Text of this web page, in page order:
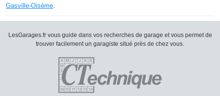
Gasville-Oisème
LesGarages.fr vous guide dans vos recherches de garage et vous permet de
trouver facilement un garagiste situé près de chez vous.